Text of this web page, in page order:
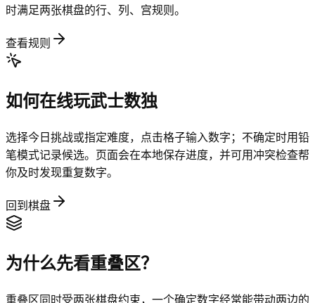
时满足两张棋盘的行、列、宫规则。
查看规则
如何在线玩武士数独
选择今日挑战或指定难度，点击格子输入数字；不确定时用铅
笔模式记录候选。页面会在本地保存进度，并可用冲突检查帮
你及时发现重复数字。
回到棋盘
为什么先看重叠区？
重叠区同时受两张棋盘约束，一个确定数字经常能带动两边的